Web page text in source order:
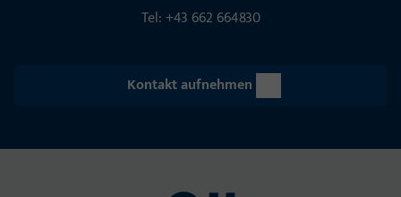
Tel: +43 662 664830
Kontakt aufnehmen